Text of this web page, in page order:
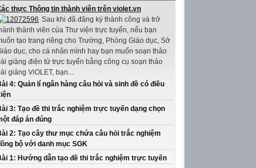
thực Thông tin thành viên trên violet.vn
Sau khi đã đăng ký thành công và trở
thành viên của Thư viện trực tuyến, nếu bạn
tạo trang riêng cho Trường, Phòng Giáo dục, Sở
dục, cho cá nhân mình hay bạn muốn soạn thảo
giảng điện tử trực tuyến bằng công cụ soạn thảo
giảng ViOLET, bạn...
4: Quản lí ngân hàng câu hỏi và sinh đề có điều
3: Tạo đề thi trắc nghiệm trực tuyến dạng chọn
đáp án đúng
2: Tạo cây thư mục chứa câu hỏi trắc nghiệm
bộ với danh mục SGK
1: Hướng dẫn tạo đề thi trắc nghiệm trực tuyến